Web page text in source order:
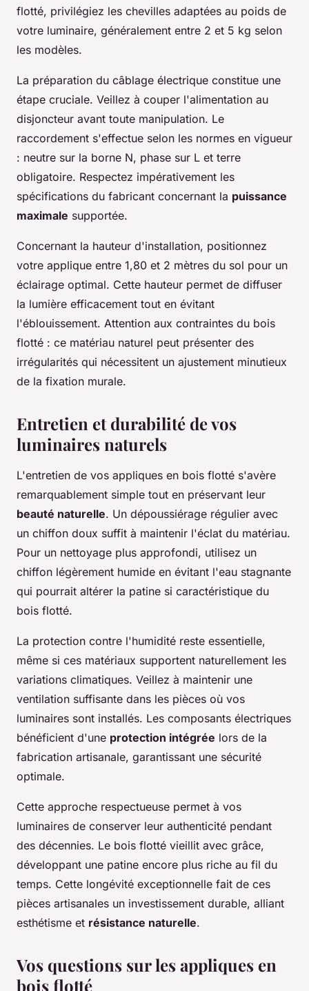
flotté, privilégiez les chevilles adaptées au poids de
votre luminaire, généralement entre 2 et 5 kg selon
les modèles.
La préparation du câblage électrique constitue une
étape cruciale. Veillez à couper l'alimentation au
disjoncteur avant toute manipulation. Le
raccordement s'effectue selon les normes en vigueur
: neutre sur la borne N, phase sur L et terre
obligatoire. Respectez impérativement les
spécifications du fabricant concernant la puissance
maximale supportée.
Concernant la hauteur d'installation, positionnez
votre applique entre 1,80 et 2 mètres du sol pour un
éclairage optimal. Cette hauteur permet de diffuser
la lumière efficacement tout en évitant
l'éblouissement. Attention aux contraintes du bois
flotté : ce matériau naturel peut présenter des
irrégularités qui nécessitent un ajustement minutieux
de la fixation murale.
Entretien et durabilité de vos
luminaires naturels
L'entretien de vos appliques en bois flotté s'avère
remarquablement simple tout en préservant leur
beauté naturelle. Un dépoussiérage régulier avec
un chiffon doux suffit à maintenir l'éclat du matériau.
Pour un nettoyage plus approfondi, utilisez un
chiffon légèrement humide en évitant l'eau stagnante
qui pourrait altérer la patine si caractéristique du
bois flotté.
La protection contre l'humidité reste essentielle,
même si ces matériaux supportent naturellement les
variations climatiques. Veillez à maintenir une
ventilation suffisante dans les pièces où vos
luminaires sont installés. Les composants électriques
bénéficient d'une protection intégrée lors de la
fabrication artisanale, garantissant une sécurité
optimale.
Cette approche respectueuse permet à vos
luminaires de conserver leur authenticité pendant
des décennies. Le bois flotté vieillit avec grâce,
développant une patine encore plus riche au fil du
temps. Cette longévité exceptionnelle fait de ces
pièces artisanales un investissement durable, alliant
esthétisme et résistance naturelle.
Vos questions sur les appliques en
bois flotté